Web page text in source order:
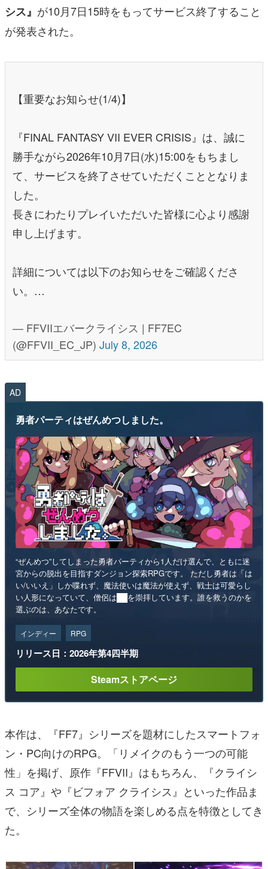
シス』 が10月7日15時をもってサービス終了すること
が発表された。
【重要なお知らせ(1/4)】
『FINAL FANTASY VII EVER CRISIS』は、誠に
勝手ながら2026年10月7日(水)15:00をもちまし
て、サービスを終了させていただくこととなりま
した。
長きにわたりプレイいただいた皆様に心より感謝
申し上げます。
詳細については以下のお知らせをご確認くださ
い。…
— FFVIIエバークライシス | FF7EC
(@FFVII_EC_JP) July 8, 2026
AD
勇者パーティはぜんめつしました。
“ぜんめつ”してしまった勇者パーティから1人だけ選んで、ともに迷
宮からの脱出を目指すダンジョン探索RPGです。 ただし勇者は「は
い/いいえ」しか喋れず、魔法使いは魔法が使えず、戦士は可愛らし
い人形になっていて、僧侶は██を崇拝しています。誰を救うのかを
選ぶのは、あなたです。
インディー RPG
リリース日：2026年第4四半期
Steamストアページ
本作は、『FF7』シリーズを題材にしたスマートフォ
ン・PC向けのRPG。「リメイクのもう一つの可能
性」を掲げ、原作『FFVII』はもちろん、『クライシ
ス コア』や『ビフォア クライシス』といった作品ま
で、シリーズ全体の物語を楽しめる点を特徴としてき
た。